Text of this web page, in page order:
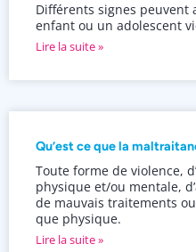
Différents signes
enfant ou un adolescent
Lire la suite »
Qu’est ce que la
Toute forme de violence,
physique et/ou mentale,
de mauvais traitements
que physique.
Lire la suite »